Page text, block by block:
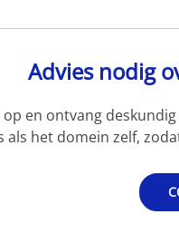
Advies nodig
en ontvang
als het domein zelf,